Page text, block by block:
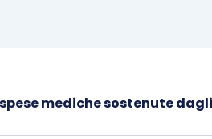
mediche sostenute